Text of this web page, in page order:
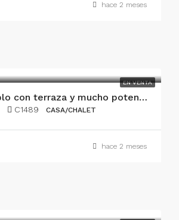
hace 2 meses
EN VENTA
Casa de Pueblo con terraza y mucho potencial
C1489 CASA/CHALET
hace 2 meses